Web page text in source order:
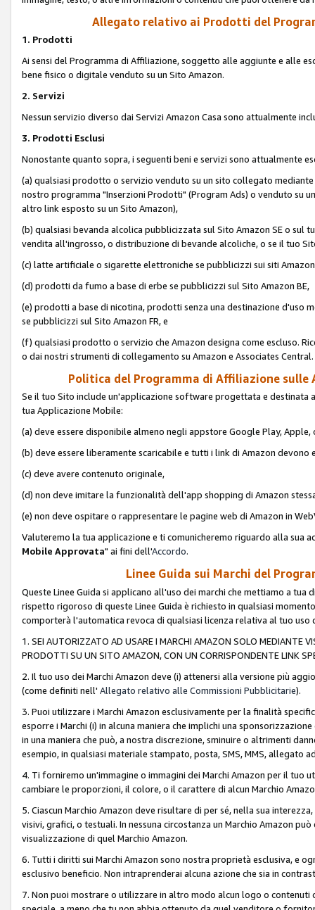
Allegato relativo ai Prodotti del
1. Prodotti
Ai sensi del Programma di Affiliazione, soggetto alle aggiunte e alle
bene fisico o digitale venduto su un Sito Amazon.
2. Servizi
Nessun servizio diverso dai Servizi Amazon Casa sono attualmente
3. Prodotti Esclusi
Nonostante quanto sopra, i seguenti beni e servizi sono attualmente
(a) qualsiasi prodotto o servizio venduto su un sito collegato
nostro programma "Inserzioni Prodotti" (Program Ads) o venduto su
altro link esposto su un Sito Amazon),
(b) qualsiasi bevanda alcolica pubblicizzata sul Sito Amazon SE o sul
vendita all'ingrosso, o distribuzione di bevande alcoliche, o se il tuo
(c) latte artificiale o sigarette elettroniche se pubblicizzi sui siti Amazon
(d) prodotti da fumo a base di erbe se pubblicizzi sul Sito Amazon BE,
(e) prodotti a base di nicotina, prodotti senza una destinazione d'uso
se pubblicizzi sul Sito Amazon FR, e
(f) qualsiasi prodotto o servizio che Amazon designa come escluso.
o dai nostri strumenti di collegamento su Amazon e Associates Central.
Politica del Programma di Affiliazione
Se il tuo Sito include un'applicazione software progettata e
tua Applicazione Mobile:
(a) deve essere disponibile almeno negli appstore Google Play, Apple,
(b) deve essere liberamente scaricabile e tutti i link di Amazon devono
(c) deve avere contenuto originale,
(d) non deve imitare la funzionalità dell'app shopping di Amazon
(e) non deve ospitare o rappresentare le pagine web di Amazon in
Valuteremo la tua applicazione e ti comunicheremo riguardo alla sua
Mobile Approvata" ai fini dell'Accordo.
Linee Guida sui Marchi del
Queste Linee Guida si applicano all'uso dei marchi che mettiamo a
rispetto rigoroso di queste Linee Guida è richiesto in qualsiasi
comporterà l'automatica revoca di qualsiasi licenza relativa al tuo uso
1. SEI AUTORIZZATO AD USARE I MARCHI AMAZON SOLO MEDIANTE
PRODOTTI SU UN SITO AMAZON, CON UN CORRISPONDENTE LINK
2. Il tuo uso dei Marchi Amazon deve (i) attenersi alla versione più
(come definiti nell' Allegato relativo alle Commissioni Pubblicitarie).
3. Puoi utilizzare i Marchi Amazon esclusivamente per la finalità
esporre i Marchi (i) in alcuna maniera che implichi una
in una maniera che può, a nostra discrezione, sminuire o altrimenti
esempio, in qualsiasi materiale stampato, posta, SMS, MMS,
4. Ti forniremo un'immagine o immagini dei Marchi Amazon per il tuo
cambiare le proporzioni, il colore, o il carattere di alcun Marchio
5. Ciascun Marchio Amazon deve risultare di per sé, nella sua
visivi, grafici, o testuali. In nessuna circostanza un Marchio Amazon
visualizzazione di quel Marchio Amazon.
6. Tutti i diritti sui Marchi Amazon sono nostra proprietà esclusiva, e
esclusivo beneficio. Non intraprenderai alcuna azione che sia in
7. Non puoi mostrare o utilizzare in altro modo alcun logo o